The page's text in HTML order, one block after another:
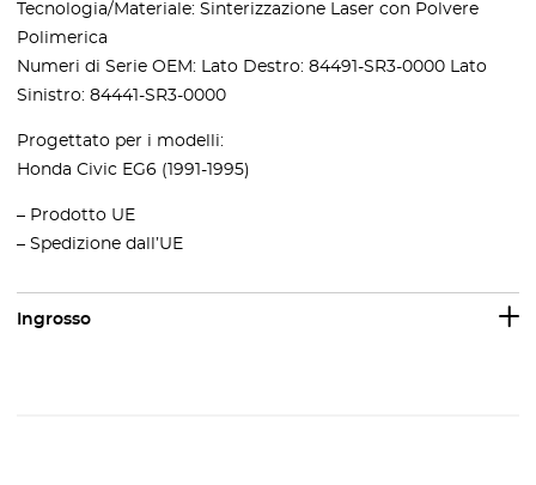
Tecnologia/Materiale: Sinterizzazione Laser con Polvere
Polimerica
Numeri di Serie OEM: Lato Destro: 84491-SR3-0000 Lato
Sinistro: 84441-SR3-0000
Progettato per i modelli:
Honda Civic EG6 (1991-1995)
– Prodotto UE
– Spedizione dall’UE
Ingrosso